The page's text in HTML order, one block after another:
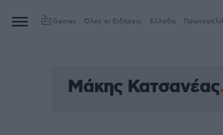
Games Όλες οι Ειδήσεις Ελλάδα
Μάκης Κατσανέας